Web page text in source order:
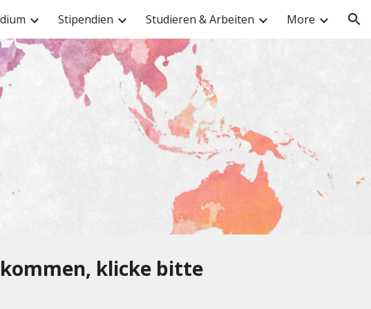
to navigationStipendien Studieren & Arbeiten More
kommen, klicke bitte